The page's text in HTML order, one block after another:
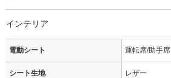
インテリア
電動シート 運転席/助手席
シート生地 レザー